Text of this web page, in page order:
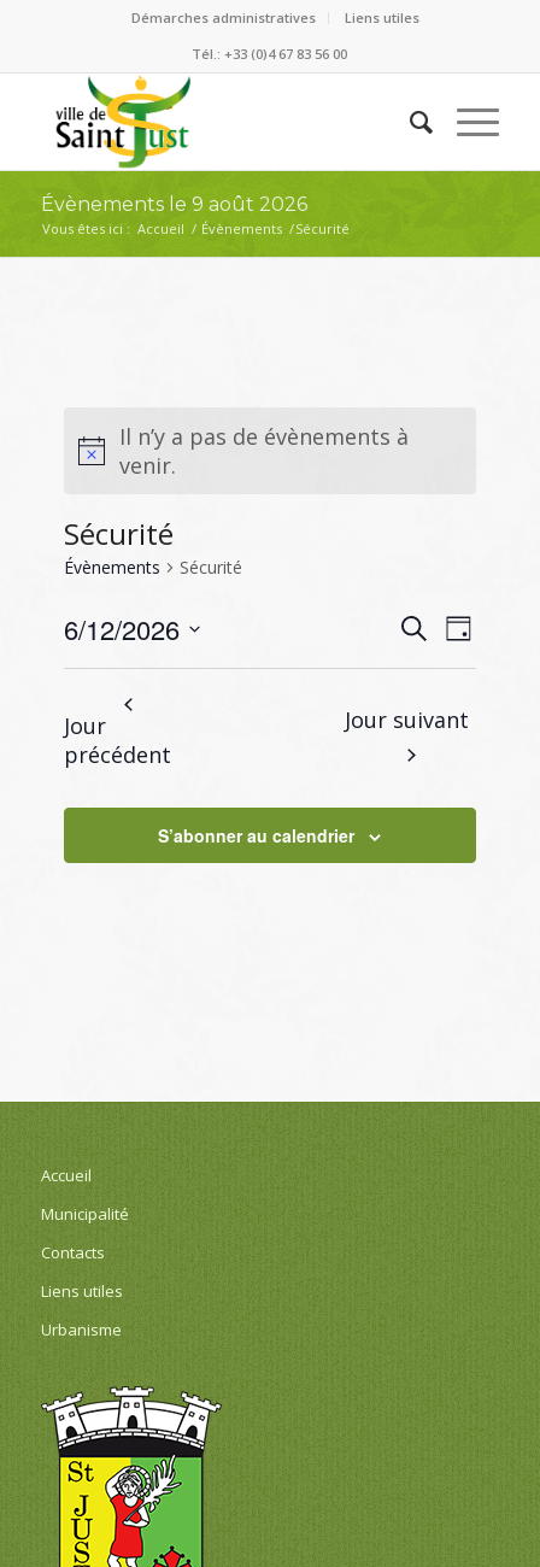
Démarches administratives
Liens utiles
Tél.: +33 (0)4 67 83 56 00
Évènements le 9 août 2026
Vous êtes ici : Accueil / Évènements /Sécurité
Il n’y a pas de évènements à
venir.
Sécurité
Évènements Sécurité
et
de
vues
Recherche
de
vues
Jour
6/12/2026
Sélectionnez
date.
Jour
précédent
Jour suivant
S’abonner au calendrier
Accueil
Municipalité
Contacts
Liens utiles
Urbanisme